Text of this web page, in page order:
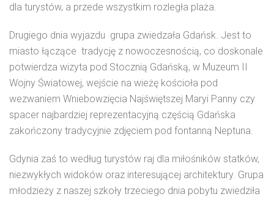
dla turystów, a przede wszystkim rozległa plaża.
Drugiego dnia wyjazdu grupa zwiedzała Gdańsk. Jest to
miasto łączące tradycję z nowoczesnością, co doskonale
potwierdza wizyta pod Stocznią Gdańską, w Muzeum II
Wojny Światowej, wejście na wieżę kościoła pod
wezwaniem Wniebowzięcia Najświętszej Maryi Panny czy
spacer najbardziej reprezentacyjną częścią Gdańska
zakończony tradycyjnie zdjęciem pod fontanną Neptuna.
Gdynia zaś to według turystów raj dla miłośników statków,
niezwykłych widoków oraz interesującej architektury. Grupa
młodzieży z naszej szkoły trzeciego dnia pobytu zwiedziła